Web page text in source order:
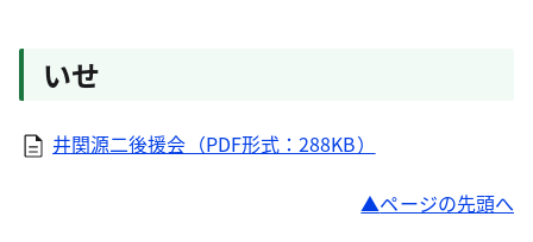
いせ
井関源二後援会（PDF形式：288KB）
ページの先頭へ